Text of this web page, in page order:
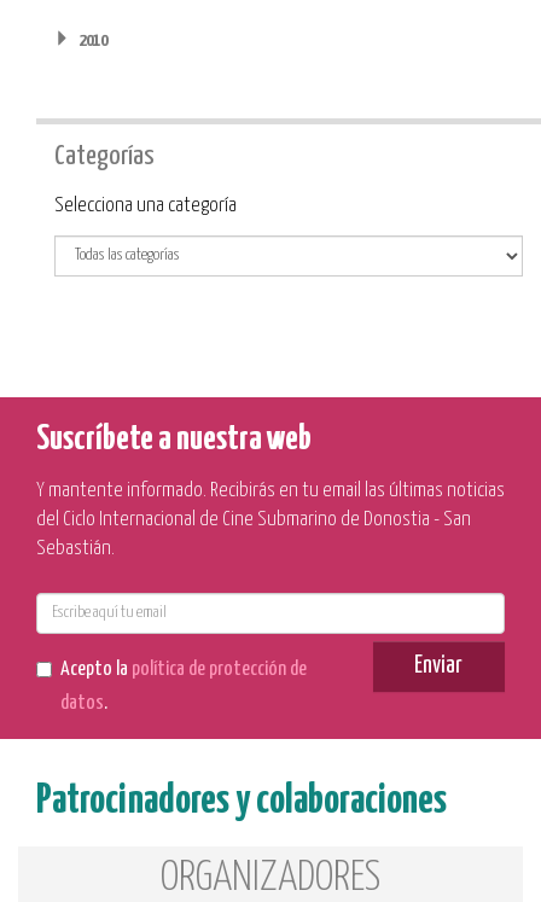
2010
Categorías
Categoría
Selecciona una categoría
Suscríbete a nuestra web
Y mantente informado. Recibirás en tu email las últimas noticias
del Ciclo Internacional de Cine Submarino de Donostia - San
Sebastián.
Acepto la política de protección de
datos.
Enviar
Patrocinadores y colaboraciones
ORGANIZADORES